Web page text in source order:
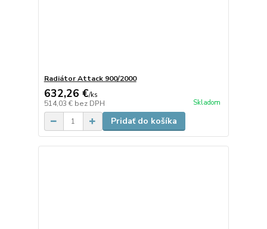
Radiátor Attack 900/2000
632,26 €/ks
514,03 € bez DPH Skladom
Pridať do košíka